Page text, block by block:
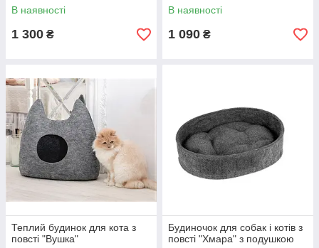
В наявності
1 300 ₴
В наявності
1 090 ₴
Теплий будинок для кота з
повсті "Вушка"
Будиночок для собак і котів з
повсті "Хмара" з подушкою